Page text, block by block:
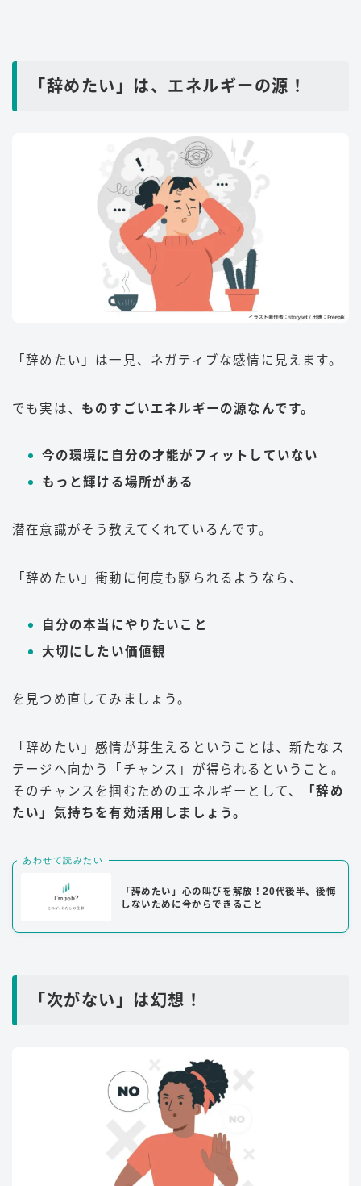
「辞めたい」は、エネルギーの源！
「辞めたい」は一見、ネガティブな感情に見えます。
でも実は、 ものすごいエネルギーの源なんです。
今の環境に自分の才能がフィットしていない
もっと輝ける場所がある
潜在意識がそう教えてくれているんです。
「辞めたい」衝動に何度も駆られるようなら、
自分の本当にやりたいこと
大切にしたい価値観
を見つめ直してみましょう。
「辞めたい」感情が芽生えるということは、新たなス
テージへ向かう「チャンス」が得られるということ。
そのチャンスを掴むためのエネルギーとして、
「辞め
たい」気持ちを有効活用しましょう。
あわせて読みたい
「辞めたい」心の叫びを解放！20代後半、後悔
しないために今からできること
「次がない」は幻想！